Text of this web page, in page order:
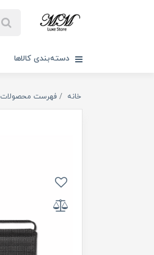
دسته‌بندی کالاها
خانه فهرست محصولات